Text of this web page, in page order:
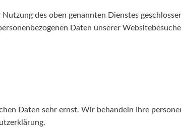
des oben genannten Dienstes
Daten unserer
Daten sehr ernst. Wir behandeln Ihre